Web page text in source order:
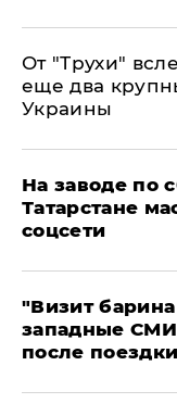
От "Трухи"
еще два
Украины
На заводе по
Татарстане
соцсети
"Визит
западные
после